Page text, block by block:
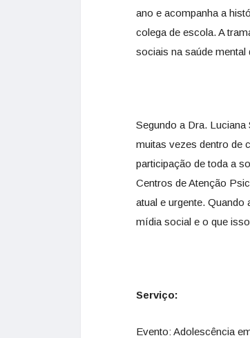
ano e acompanha a
colega de escola. A
sociais na saúde mental
Segundo a Dra.
muitas vezes dentro de
participação de toda a
Centros de Atenção
atual e urgente.
mídia social e o que
Serviço:
Evento: Adolescência